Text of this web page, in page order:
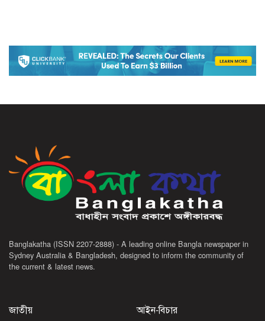
Banglakatha (ISSN 2207-2888) - A leading online Bangla newspaper in
Sydney Australia & Bangladesh, designed to inform the community of
the current & latest news.
জাতীয়
আইন-বিচার